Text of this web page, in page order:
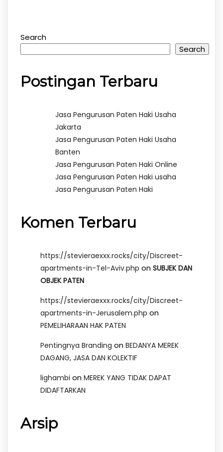
Search
Search
Postingan Terbaru
Jasa Pengurusan Paten Haki Usaha
Jakarta
Jasa Pengurusan Paten Haki Usaha
Banten
Jasa Pengurusan Paten Haki Online
Jasa Pengurusan Paten Haki usaha
Jasa Pengurusan Paten Haki
Komen Terbaru
https://stevieraexxx.rocks/city/Discreet-
apartments-in-Tel-Aviv.php on SUBJEK DAN
OBJEK PATEN
https://stevieraexxx.rocks/city/Discreet-
apartments-in-Jerusalem.php on
PEMELIHARAAN HAK PATEN
Pentingnya Branding on BEDANYA MEREK
DAGANG, JASA DAN KOLEKTIF
lighambi on MEREK YANG TIDAK DAPAT
DIDAFTARKAN
Arsip